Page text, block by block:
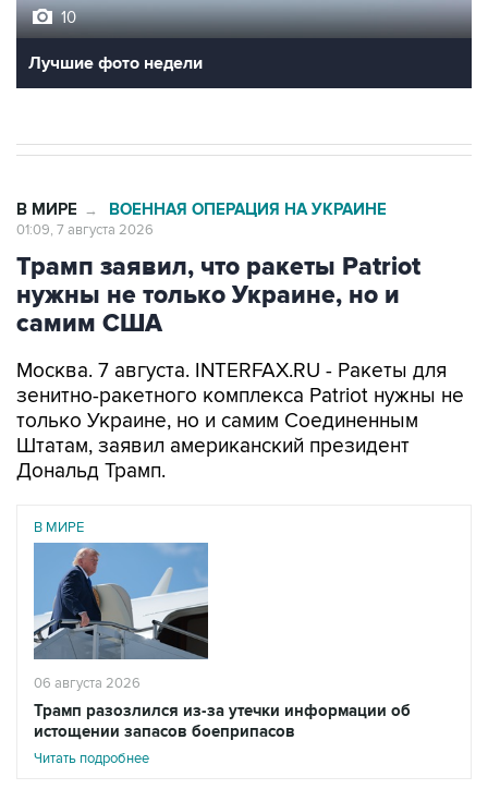
Лучшие фото недели
Трамп заявил, что ракеты Patriot
нужны не только Украине, но и
самим США
Москва. 7 августа. INTERFAX.RU - Ракеты для
только Украине, но и самим Соединенным
Штатам, заявил американский президент
Дональд Трамп.
В МИРЕ
06 августа 2026
Трамп разозлился из-за утечки информации об
истощении запасов боеприпасов
Читать подробнее
"Нам самим тоже нужны ракеты", - сказал он в